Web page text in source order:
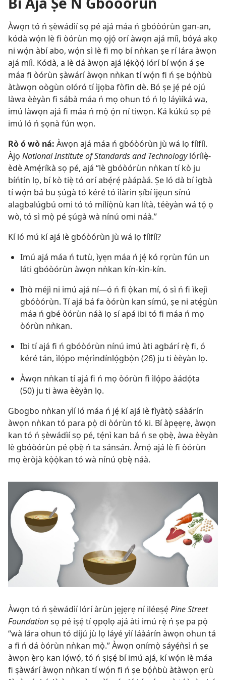
Àwọn tó ń ṣèwádìí sọ pé ajá máa ń gbóòórùn gan-an,
kódà wọ́n lè fi òórùn mọ ọjọ́ orí àwọn ajá míì, bóyá akọ
ni wọ́n àbí abo, wọ́n sì lè fi mọ bí nǹkan ṣe rí lára àwọn
ajá míì. Kódà, a lè dá àwọn ajá lẹ́kọ̀ọ́ lórí bí wọ́n á ṣe
máa fi òórùn ṣàwárí àwọn nǹkan tí wọ́n fi ń ṣe bọ́ǹbù
àtàwọn oògùn olóró tí ìjọba fòfin dè. Bó ṣe jẹ́ pé ojú
làwa èèyàn fi sábà máa ń mọ ohun tó ń lọ láyìíká wa,
imú làwọn ajá fi máa ń mọ̀ ọ́n ní tiwọn. Ká kúkú sọ pé
imú ló ń ṣọnà fún wọn.
Rò ó wò ná: Àwọn ajá máa ń gbóòórùn jù wá lọ fíìfíì.
Àjọ National Institute of Standards and Technologylórílẹ̀-
èdè Amẹ́ríkà sọ pé, ajá “lè gbóòórùn nǹkan tí kò ju
bíńtín lọ, bí kò tiẹ̀ tó orí abẹ́rẹ́ pàápàá. Ṣe ló dà bí ìgbà
tí wọ́n bá bu ṣúgà tó kéré tó ìlàrin ṣíbí ìjẹun sínú
alagbalúgbú omi tó tó mílíọ̀nù kan lítà, téèyàn wá tọ́ ọ
wò, tó sì mọ̀ pé ṣúgà wà nínú omi náà.”
Kí ló mú kí ajá lè gbóòórùn jù wá lọ fíìfíì?
Imú ajá máa ń tutù, ìyẹn máa ń jẹ́ kó rọrùn fún un
láti gbóòórùn àwọn nǹkan kín-kìn-kín.
Ihò méjì ni imú ajá ní​—ó ń fi ọ̀kan mí, ó sì ń fi ìkejì
gbóòórùn. Tí ajá bá fa òórùn kan símú, ṣe ni atẹ́gùn
máa ń gbé òórùn náà lọ sí apá ibi tó fi máa ń mọ
òórùn nǹkan.
Ibi tí ajá fi ń gbóòórùn nínú imú àti agbárí rẹ̀ fi, ó
kéré tán, ìlọ́po mẹ́rìndínlọ́gbọ̀n (26) ju ti èèyàn lọ.
Àwọn nǹkan tí ajá fi ń mọ òórùn fi ìlọ́po àádọ́ta
(50) ju ti àwa èèyàn lọ.
Gbogbo nǹkan yìí ló máa ń jẹ́ kí ajá lè fìyàtọ̀ sáàárín
àwọn nǹkan tó para pọ̀ di òórùn tó ki. Bí àpẹẹrẹ, àwọn
kan tó ń ṣèwádìí sọ pé, tẹ́nì kan bá ń se ọbẹ̀, àwa èèyàn
lè gbóòórùn pé ọbẹ̀ ń ta sánsán. Àmọ́ ajá lè fi òórùn
mọ èròjà kọ̀ọ̀kan tó wà nínú ọbẹ̀ náà.
Àwọn tó ń ṣèwádìí lórí àrùn jẹjẹrẹ ní iléeṣẹ́Pine Street
Foundationsọ pé iṣẹ́ tí ọpọlọ ajá àti imú rẹ̀ ń ṣe pa pọ̀
“wà lára ohun tó díjú jù lọ láyé yìí láàárín àwọn ohun tá
a fi ń dá òórùn nǹkan mọ̀.” Àwọn onímọ̀ sáyẹ́ǹsì ń ṣe
àwọn ẹ̀rọ kan lọ́wọ́, tó ń ṣiṣẹ́ bí imú ajá, kí wọ́n lè máa
fi ṣàwárí àwọn nǹkan tí wọ́n fi ń ṣe bọ́ǹbù àtàwọn ẹrù